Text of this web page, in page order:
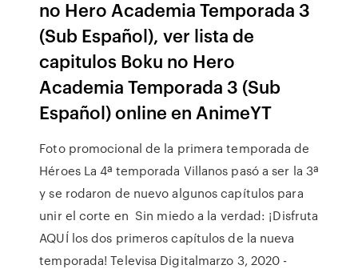
no Hero Academia Temporada 3
(Sub Español), ver lista de
capitulos Boku no Hero
Academia Temporada 3 (Sub
Español) online en AnimeYT
Foto promocional de la primera temporada de
Héroes La 4ª temporada Villanos pasó a ser la 3ª
y se rodaron de nuevo algunos capítulos para
unir el corte en Sin miedo a la verdad: ¡Disfruta
AQUÍ los dos primeros capítulos de la nueva
temporada! Televisa Digitalmarzo 3, 2020 -